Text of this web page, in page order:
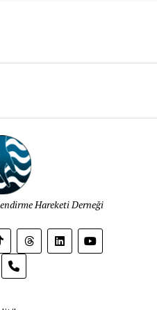
Hareketi Derneği